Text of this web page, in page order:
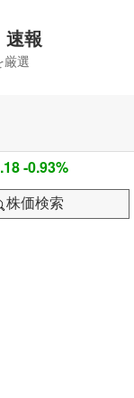
速報
厳選
-0.93%
株価検索